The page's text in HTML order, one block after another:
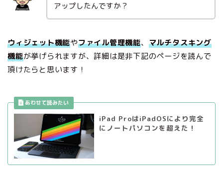
アップしたんですか？
ウィジェット機能やファイル管理機能、 マルチタスキング
機能が挙げられますが、詳細は是非下記のページを読んで
頂けたらと思います！
iPad ProはiPadOSにより完全
にノートパソコンを超えた！